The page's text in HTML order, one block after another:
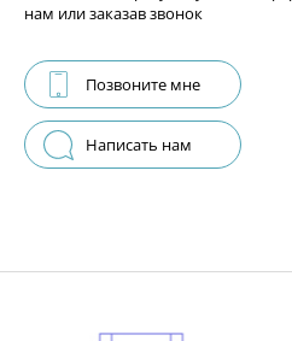
нам или заказав звонок
Позвоните мне
Написать нам